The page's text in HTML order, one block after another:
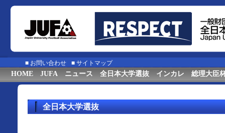
■ お問い合わせ ■ サイトマップ
HOME JUFA ニュース 全日本大学選抜 インカレ 総理大臣
全日本大学選抜